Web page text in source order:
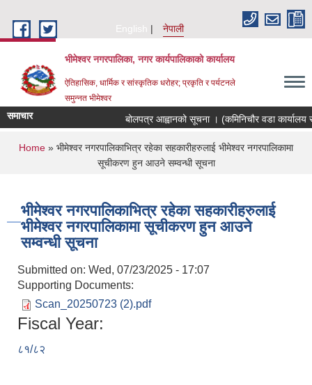
English
नेपाली
भीमेश्वर नगरपालिका, नगर कार्यपालिकाको कार्यालय
ऐतिहासिक, धार्मिक र सांस्कृतिक धरोहर; प्रकृति र पर्यटनले
समुन्नत भीमेश्वर
समाचार बोलपत्र आह्वानको सूचना । (कमिनिचौर वडा कार्यालय
You are here
Home » भीमेश्वर नगरपालिकाभित्र रहेका सहकारीहरुलाई भीमेश्वर नगरपालिकामा
सूचीकरण हुन आउने सम्वन्धी सूचना
भीमेश्वर नगरपालिकाभित्र रहेका सहकारीहरुलाई
भीमेश्वर नगरपालिकामा सूचीकरण हुन आउने
सम्वन्धी सूचना
Submitted on: Wed, 07/23/2025 - 17:07
Supporting Documents:
Scan_20250723 (2).pdf
Fiscal Year:
८१/८२